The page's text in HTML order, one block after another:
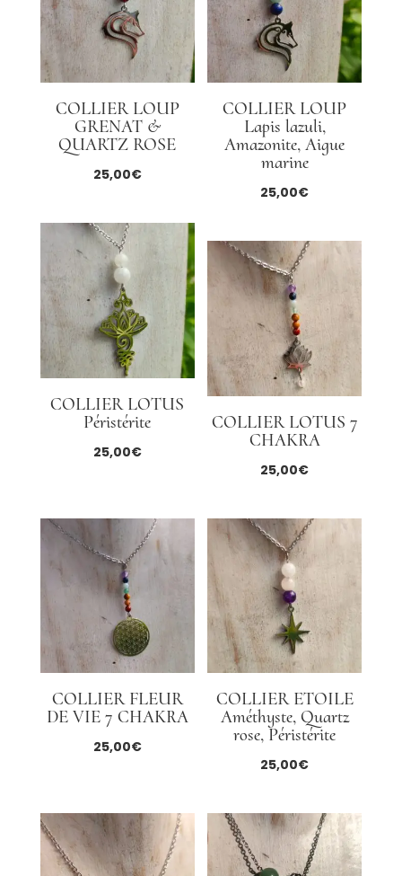
COLLIER LOUP
GRENAT &
QUARTZ ROSE
25,00€
COLLIER LOUP
Lapis lazuli,
Amazonite, Aigue
marine
25,00€
COLLIER LOTUS
Péristérite
25,00€
COLLIER LOTUS 7
CHAKRA
25,00€
COLLIER FLEUR
DE VIE 7 CHAKRA
25,00€
COLLIER ETOILE
Améthyste, Quartz
rose, Péristérite
25,00€